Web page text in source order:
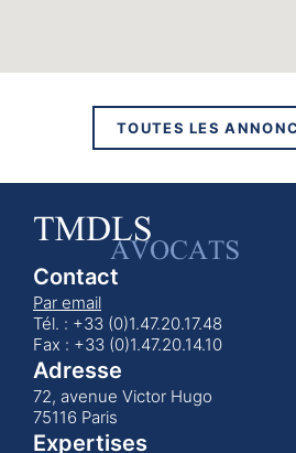
TOUTES LES
Contact
Par email
Tél. : +33 (0)1.47.20.17.48
Fax : +33 (0)1.47.20.14.10
Adresse
72, avenue Victor Hugo
75116 Paris
Expertises